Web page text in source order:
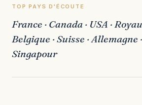
TOP PAYS D'ÉCOUTE
France · Canada · USA ·
Belgique · Suisse · Allemagne
Singapour